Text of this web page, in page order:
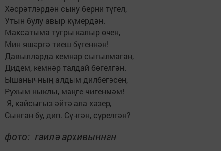
Хәсрәтләрдән сыну берни түгел,
Утын булу авыр күмердән.
Максатыма тугры калыр өчен,
Мин яшәргә тиеш бүгеннән!
Давылларда кемнәр сыгылмаган,
Дидем, кемнәр талдай бөгелгән.
Ышанычның алдым дилбегәсен,
Рухым ныклы, мәңге чигенмәм!
Я, кайсыгыз әйтә ала хәзер,
Сынган бу, дип. Сүнгән, сүрелгән?
фото: гаилә архивыннан